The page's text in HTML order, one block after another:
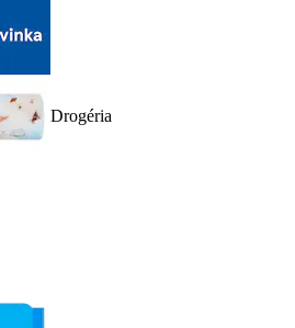
Drogéria